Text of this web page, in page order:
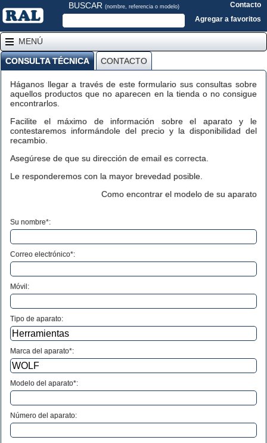
BUSCAR (nombre, referencia o modelo)
Contacto
Agregar a favoritos
MENÚ
CONSULTA TÉCNICA CONTACTO
Háganos llegar a través de este formulario sus consultas sobre
aquellos productos que no aparecen en la tienda o no consigue
encontrarlos.
Facilite el máximo de información sobre el aparato y le
contestaremos informándole del precio y la disponibilidad del
recambio.
Asegúrese de que su dirección de email es correcta.
Le responderemos con la mayor brevedad posible.
Como encontrar el modelo de su aparato
Su nombre*:
Correo electrónico*:
Móvil:
Tipo de aparato:
Marca del aparato*:
Modelo del aparato*:
Número del aparato: